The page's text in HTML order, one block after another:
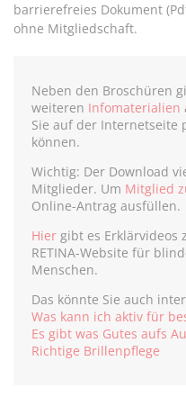
barrierefreies Dokument
ohne Mitgliedschaft.
Neben den Broschüren
weiteren Infomaterialien
Sie auf der Internetseite
können.
Wichtig: Der Download
Mitglieder. Um Mitglied
Online-Antrag ausfüllen.
Hier gibt es Erklärvideos
RETINA-Website für
Menschen.
Das könnte Sie auch
Was kann ich aktiv für
Es gibt was Gutes aufs
Richtige Brillenpflege